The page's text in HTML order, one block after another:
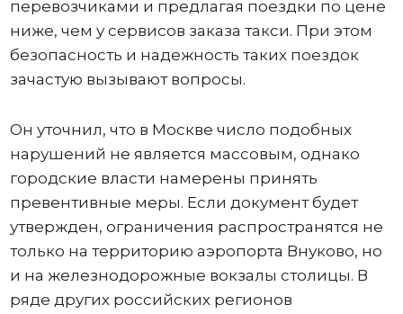
перевозчиками и предлагая поездки по цене
ниже, чем у сервисов заказа такси. При этом
безопасность и надежность таких поездок
зачастую вызывают вопросы.
Он уточнил, что в Москве число подобных
нарушений не является массовым, однако
городские власти намерены принять
превентивные меры. Если документ будет
утвержден, ограничения распространятся не
только на территорию аэропорта Внуково, но
и на железнодорожные вокзалы столицы. В
ряде других российских регионов